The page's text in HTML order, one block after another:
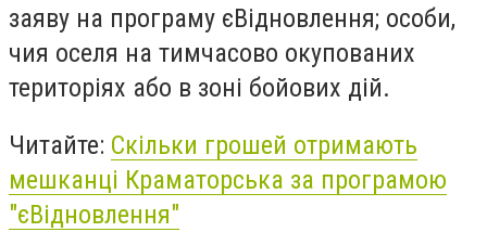
заяву на програму єВідновлення; особи,
чия оселя на тимчасово окупованих
територіях або в зоні бойових дій.
Читайте: Скільки грошей отримають
мешканці Краматорська за програмою
"єВідновлення"